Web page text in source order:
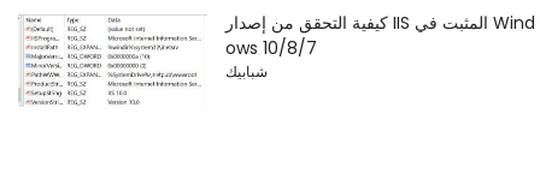
كيفية التحقق من إصدار IIS المثبت في Wind
ows 10/8/7
شبابيك